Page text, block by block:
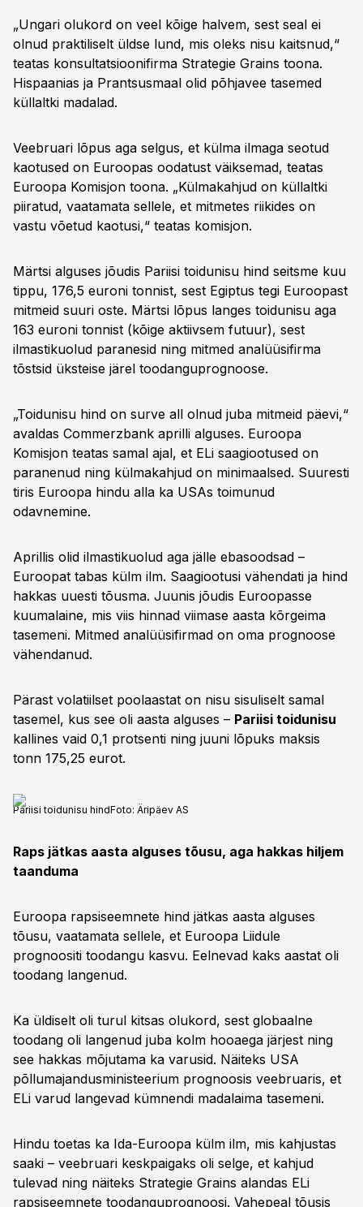
„Ungari olukord on veel kõige halvem, sest seal ei
olnud praktiliselt üldse lund, mis oleks nisu kaitsnud,“
teatas konsultatsioonifirma Strategie Grains toona.
Hispaanias ja Prantsusmaal olid põhjavee tasemed
küllaltki madalad.
Veebruari lõpus aga selgus, et külma ilmaga seotud
kaotused on Euroopas oodatust väiksemad, teatas
Euroopa Komisjon toona. „Külmakahjud on küllaltki
piiratud, vaatamata sellele, et mitmetes riikides on
vastu võetud kaotusi,“ teatas komisjon.
Märtsi alguses jõudis Pariisi toidunisu hind seitsme kuu
tippu, 176,5 euroni tonnist, sest Egiptus tegi Euroopast
mitmeid suuri oste. Märtsi lõpus langes toidunisu aga
163 euroni tonnist (kõige aktiivsem futuur), sest
ilmastikuolud paranesid ning mitmed analüüsifirma
tõstsid üksteise järel toodanguprognoose.
„Toidunisu hind on surve all olnud juba mitmeid päevi,“
avaldas Commerzbank aprilli alguses. Euroopa
Komisjon teatas samal ajal, et ELi saagiootused on
paranenud ning külmakahjud on minimaalsed. Suuresti
tiris Euroopa hindu alla ka USAs toimunud
odavnemine.
Aprillis olid ilmastikuolud aga jälle ebasoodsad –
Euroopat tabas külm ilm. Saagiootusi vähendati ja hind
hakkas uuesti tõusma. Juunis jõudis Euroopasse
kuumalaine, mis viis hinnad viimase aasta kõrgeima
tasemeni. Mitmed analüüsifirmad on oma prognoose
vähendanud.
Pärast volatiilset poolaastat on nisu sisuliselt samal
tasemel, kus see oli aasta alguses – Pariisi toidunisu
kallines vaid 0,1 protsenti ning juuni lõpuks maksis
tonn 175,25 eurot.
Pariisi toidunisu hindFoto: Äripäev AS
Raps jätkas aasta alguses tõusu, aga hakkas hiljem
taanduma
Euroopa rapsiseemnete hind jätkas aasta alguses
tõusu, vaatamata sellele, et Euroopa Liidule
prognoositi toodangu kasvu. Eelnevad kaks aastat oli
toodang langenud.
Ka üldiselt oli turul kitsas olukord, sest globaalne
toodang oli langenud juba kolm hooaega järjest ning
see hakkas mõjutama ka varusid. Näiteks USA
põllumajandusministeerium prognoosis veebruaris, et
ELi varud langevad kümnendi madalaima tasemeni.
Hindu toetas ka Ida-Euroopa külm ilm, mis kahjustas
saaki – veebruari keskpaigaks oli selge, et kahjud
tulevad ning näiteks Strategie Grains alandas ELi
rapsiseemnete toodanguprognoosi. Vahepeal tõusis